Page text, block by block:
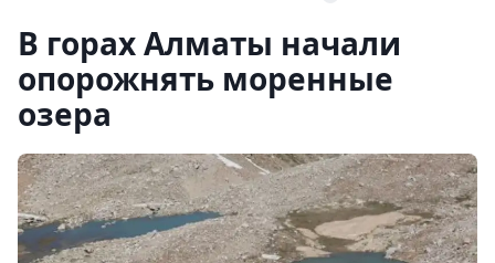
В горах Алматы начали
опорожнять моренные
озера